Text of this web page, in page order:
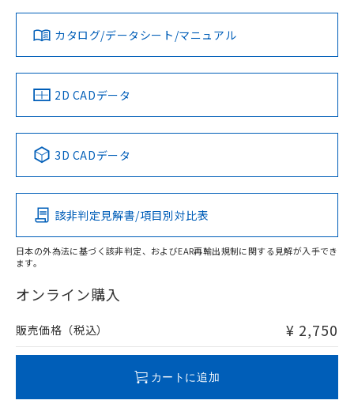
ダウンロードデータをご利用いただく前に、以下を必ずお読
みください。
ソフトウェアの使用条件
対応済み
中国 RoHS 注意事項・凡例
Pb Hg Cd Cr(VI)
O
在庫等で未対応品が混在する可能性があります。
問い合わせください。
LR型式承認
（イギリス
船舶規格）
DNV型式承認
（ノルウェー
BV型式承認
（フランス
KR型式
（韓国
No No No No
この製品の規格認証/適合状況ページへ
その他の認証はこちらのページからご検索ください
カタログ/データシート/マニュアル
2D CADデータ
3D CADデータ
該非判定見解書/項目別対比表
日本の外為法に基づく該非判定、およびEAR再輸出規制に関する見解が入手でき
ます。
オンライン購入
販売価格（税込） ¥ 2,750
カートに追加